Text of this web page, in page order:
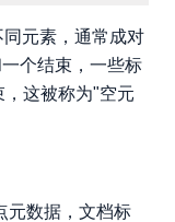
元素，通常成对
个结束，一些标
这被称为"空元
元数据，文档标